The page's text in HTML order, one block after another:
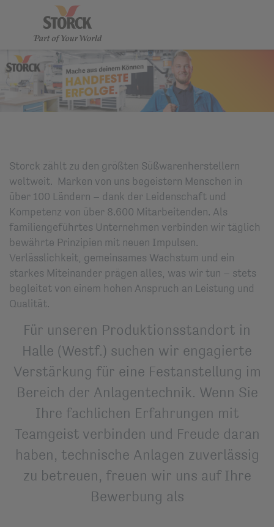
Storck zählt zu den größten Süßwarenherstellern
weltweit. Marken von uns begeistern Menschen in
über 100 Ländern – dank der Leidenschaft und
Kompetenz von über 8.600 Mitarbeitenden. Als
familiengeführtes Unternehmen verbinden wir täglich
bewährte Prinzipien mit neuen Impulsen.
Verlässlichkeit, gemeinsames Wachstum und ein
starkes Miteinander prägen alles, was wir tun – stets
begleitet von einem hohen Anspruch an Leistung und
Qualität.
Für unseren Produktionsstandort in
Halle (Westf.) suchen wir engagierte
Verstärkung für eine Festanstellung im
Bereich der Anlagentechnik. Wenn Sie
Ihre fachlichen Erfahrungen mit
Teamgeist verbinden und Freude daran
haben, technische Anlagen zuverlässig
zu betreuen, freuen wir uns auf Ihre
Bewerbung als